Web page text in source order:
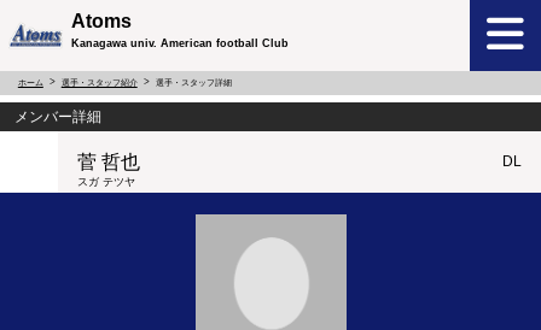
Atoms
Kanagawa univ. American football Club
ホーム 選手・スタッフ紹介 選手・スタッフ詳細
メンバー詳細
菅 哲也
スガ テツヤ
DL